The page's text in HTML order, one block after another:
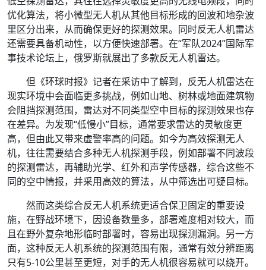
优化算法，将小微型无人机从其他目标形成的回波和地杂波
里区分出来，从而确保更好的探测效果。同时反无人机雷达
还需要具备机动性，以方便快速部署。在“军队2024”国际军
事技术论坛上，俄罗斯就展出了多款反无人机雷达。
但《环球时报》记者在采访中了解到，反无人机雷达在
现实环境中会面临更多挑战，例如山地、树林或地面建筑物
会阻挡探测范围，雷达对不同类型空中目标的探测效果也存
在差异。为发现“低慢小”目标，通常要求雷达的灵敏度更
高，但由此又带来虚警率高的问题。如今为高效探测无人
机，往往需要结合多种无人机探测手段，例如部署不同波段
的探测雷达，再辅助光学、红外和声学传感器，综合这些不
同的空中情报，并采用高效的算法，从中筛选出可疑目标。
然而这类综合反无人机系统更适合保卫固定的重要设
施，在野战环境下，因设备数量多，部署难度相对较大，而
且在野外复杂地形临时部署时，容易出现探测漏洞。另一方
面，这种反无人机系统的探测范围有限，通常有效分辨距离
只有5-10公里甚至更短，对手的无人机很容易就可以绕开。